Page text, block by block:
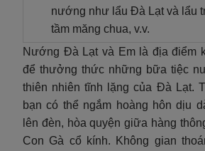
nướng như lẩu Đà Lạt và lẩu
tầm măng chua, v.v.
Nướng Đà Lạt và Em là địa điểm
để thưởng thức những bữa tiệc
thiên nhiên tĩnh lặng của Đà Lạt.
bạn có thể ngắm hoàng hôn dịu
lên đèn, hòa quyện giữa hàng
Con Gà cổ kính. Không gian